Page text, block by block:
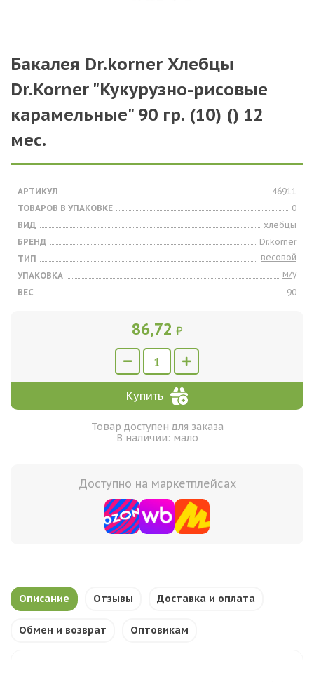
Бакалея Dr.korner Хлебцы
Dr.Korner "Кукурузно-рисовые
карамельные" 90 гр. (10) () 12
мес.
АРТИКУЛ
46911
ТОВАРОВ В УПАКОВКЕ
0
ВИД
хлебцы
БРЕНД
Dr.korner
ТИП
весовой
УПАКОВКА
м/у
ВЕС
90
86,72 ₽
Купить
Товар доступен для заказа
В наличии: мало
Доступно на маркетплейсах
Описание Отзывы Доставка и оплата
Обмен и возврат Оптовикам